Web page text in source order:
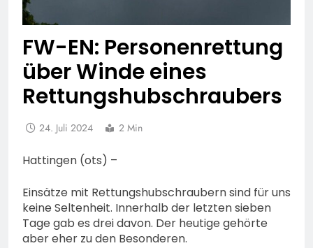
FW-EN: Personenrettung
über Winde eines
Rettungshubschraubers
24. Juli 2024 2 Min
Hattingen (ots) –
Einsätze mit Rettungshubschraubern sind für uns
keine Seltenheit. Innerhalb der letzten sieben
Tage gab es drei davon. Der heutige gehörte
aber eher zu den Besonderen.